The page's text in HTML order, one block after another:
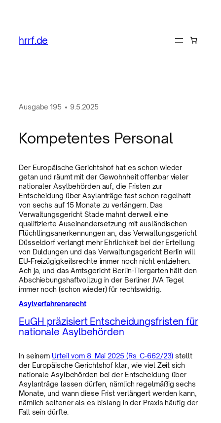
hrrf.de
Ausgabe195 • 9.5.2025
Kompetentes Personal
Der Europäische Gerichtshof hat es schon wieder
getan und räumt mit der Gewohnheit offenbar vieler
nationaler Asylbehörden auf, die Fristen zur
Entscheidung über Asylanträge fast schon regelhaft
von sechs auf 15 Monate zu verlängern. Das
Verwaltungsgericht Stade mahnt derweil eine
qualifizierte Auseinandersetzung mit ausländischen
Flüchtlingsanerkennungen an, das Verwaltungsgericht
Düsseldorf verlangt mehr Ehrlichkeit bei der Erteilung
von Duldungen und das Verwaltungsgericht Berlin will
EU-Freizügigkeitsrechte immer noch nicht entziehen.
Ach ja, und das Amtsgericht Berlin-Tiergarten hält den
Abschiebungshaftvollzug in der Berliner JVA Tegel
immer noch (schon wieder) für rechtswidrig.
Asylverfahrensrecht
EuGH präzisiert Entscheidungsfristen für
nationale Asylbehörden
In seinem Urteil vom 8. Mai 2025 (Rs. C-662/23) stellt
der Europäische Gerichtshof klar, wie viel Zeit sich
nationale Asylbehörden bei der Entscheidung über
Asylanträge lassen dürfen, nämlich regelmäßig sechs
Monate, und wann diese Frist verlängert werden kann,
nämlich seltener als es bislang in der Praxis häufig der
Fall sein dürfte.